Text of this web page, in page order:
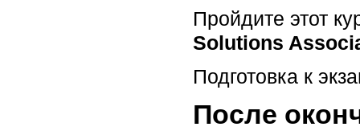
Пройдите этот
Solutions
Подготовка к
После